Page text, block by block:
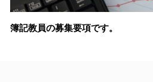
簿記教員の募集要項です。